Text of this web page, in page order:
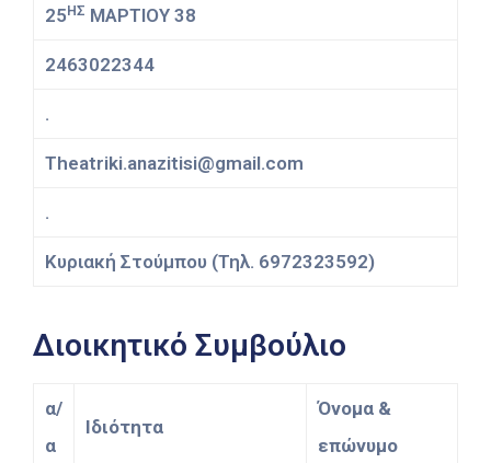
25ΗΣ ΜΑΡΤΙΟΥ 38
2463022344
.
Theatriki.anazitisi@gmail.com
.
Κυριακή Στούμπου (Τηλ. 6972323592)
Διοικητικό Συμβούλιο
α/
α
Ιδιότητα
Όνομα &
επώνυμο